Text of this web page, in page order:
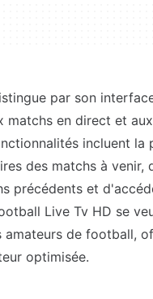
par son
matchs en direct et
incluent la
des matchs à venir,
précédents et
Live Tv HD se
amateurs de football,
optimisée.